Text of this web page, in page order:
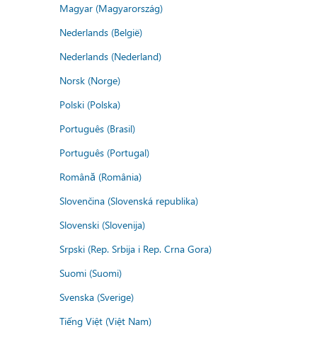
Magyar (Magyarország)
Nederlands (België)
Nederlands (Nederland)
Norsk (Norge)
Polski (Polska)
Português (Brasil)
Português (Portugal)
Română (România)
Slovenčina (Slovenská republika)
Slovenski (Slovenija)
Srpski (Rep. Srbija i Rep. Crna Gora)
Suomi (Suomi)
Svenska (Sverige)
Tiếng Việt (Việt Nam)